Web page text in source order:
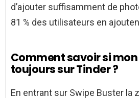
d’ajouter suffisamment de
81 % des utilisateurs en
Comment savoir si
toujours sur Tinder ?
En entrant sur Swipe Buster la